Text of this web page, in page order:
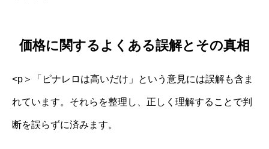
価格に関するよくある誤解とその真相
<p＞「ピナレロは高いだけ」という意見には誤解も含ま
れています。それらを整理し、正しく理解することで判
断を誤らずに済みます。